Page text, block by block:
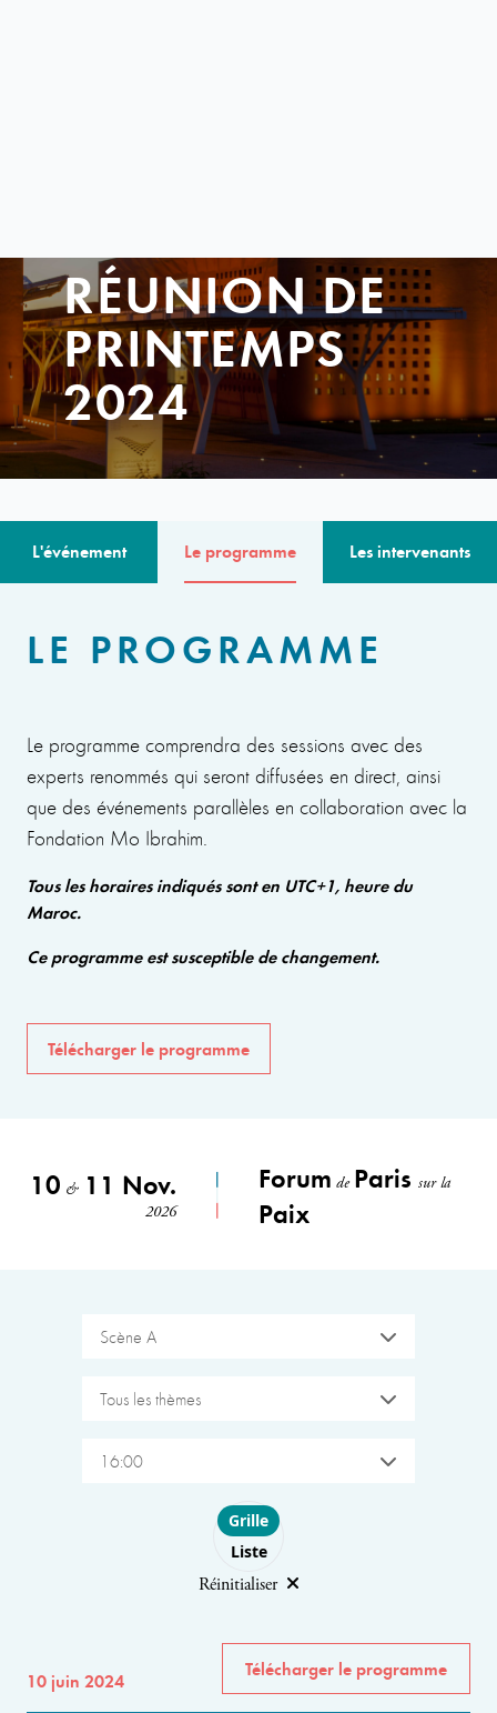
RÉUNION DE
PRINTEMPS
2024
L'événement Le programme Les intervenants
LE PROGRAMME
Le programme comprendra des sessions avec des
experts renommés qui seront diffusées en direct, ainsi
que des événements parallèles en collaboration avec la
Fondation Mo Ibrahim.
Tous les horaires indiqués sont en UTC+1, heure du
Maroc.
Ce programme est susceptible de changement.
Télécharger le programme
10 &11 Nov.
2026
Forum de Parissur la
Paix
Scène A
Tous les thèmes
16:00
Choose layout
Grille
Liste
Réinitialiser
10 juin 2024
Télécharger le programme